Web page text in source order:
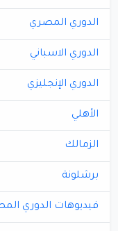
الدوري المصري
الدوري الاسباني
الدوري الإنجليزي
الأهلي
الزمالك
برشلونة
فيديوهات الدوري